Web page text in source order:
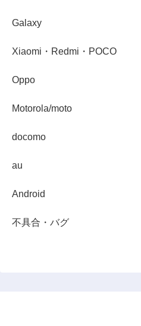
Galaxy
Xiaomi・Redmi・POCO
Oppo
Motorola/moto
docomo
au
Android
不具合・バグ